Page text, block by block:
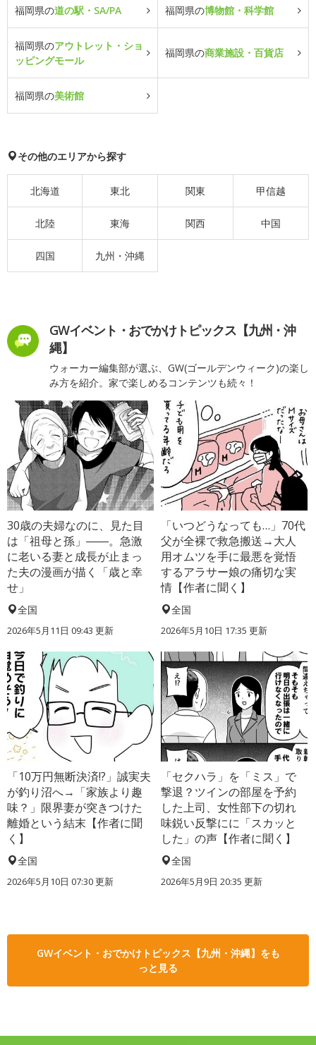
福岡県の道の駅・SA/PA 福岡県の博物館・科学館
福岡県のアウトレット・ショ
ッピングモール
福岡県の商業施設・百貨店
福岡県の美術館
その他のエリアから探す
北海道 東北 関東 甲信越
北陸 東海 関西 中国
四国 九州・沖縄
GWイベント・おでかけトピックス【九州・沖
縄】
ウォーカー編集部が選ぶ、GW(ゴールデンウィーク)の楽し
み方を紹介。家で楽しめるコンテンツも続々！
30歳の夫婦なのに、見た目
は「祖母と孫」――。急激
に老いる妻と成長が止まっ
た夫の漫画が描く「歳と幸
せ」
全国
2026年5月11日 09:43 更新
「いつどうなっても…」70代
父が全裸で救急搬送→大人
用オムツを手に最悪を覚悟
するアラサー娘の痛切な実
情【作者に聞く】
全国
2026年5月10日 17:35 更新
「10万円無断決済!?」誠実夫
が釣り沼へ→「家族より趣
味？」限界妻が突きつけた
離婚という結末【作者に聞
く】
全国
2026年5月10日 07:30 更新
「セクハラ」を「ミス」で
撃退？ツインの部屋を予約
した上司、女性部下の切れ
味鋭い反撃にに「スカッと
した」の声【作者に聞く】
全国
2026年5月9日 20:35 更新
GWイベント・おでかけトピックス【九州・沖縄】をも
っと見る